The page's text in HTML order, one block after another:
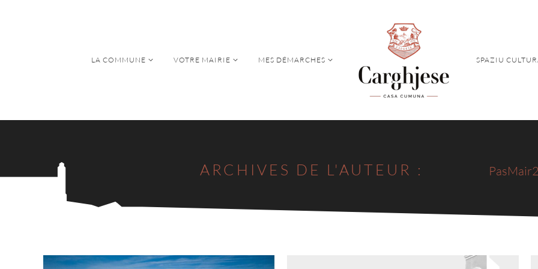
LA COMMUNE VOTRE MAIRIE MES DÉMARCHES SPAZIU
ARCHIVES DE L'AUTEUR :